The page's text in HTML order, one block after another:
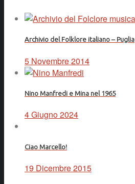
Archivio del Folklore italiano – Puglia
5 Novembre 2014
Nino Manfredi e Mina nel 1965
4 Giugno 2024
Ciao Marcello!
19 Dicembre 2015